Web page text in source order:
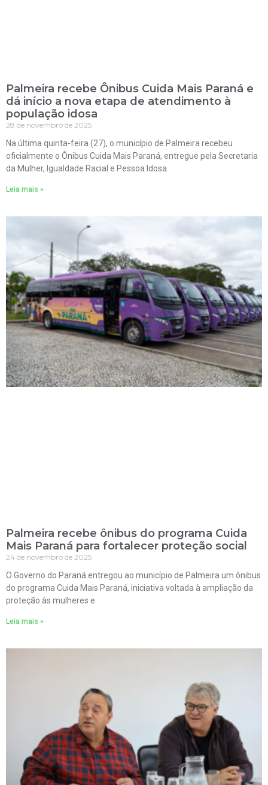
Palmeira recebe Ônibus Cuida Mais Paraná e
dá início a nova etapa de atendimento à
população idosa
28 de novembro de 2025
Na última quinta-feira (27), o município de Palmeira recebeu
oficialmente o Ônibus Cuida Mais Paraná, entregue pela Secretaria
da Mulher, Igualdade Racial e Pessoa Idosa.
Leia mais »
Palmeira recebe ônibus do programa Cuida
Mais Paraná para fortalecer proteção social
24 de novembro de 2025
O Governo do Paraná entregou ao município de Palmeira um ônibus
do programa Cuida Mais Paraná, iniciativa voltada à ampliação da
proteção às mulheres e
Leia mais »